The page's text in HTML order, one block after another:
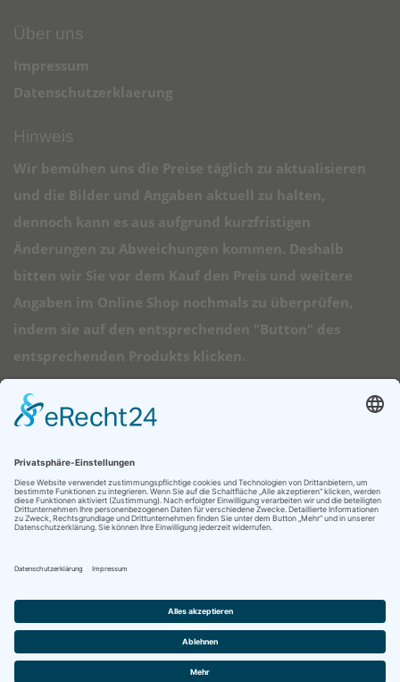
Über uns
Impressum
Datenschutzerklaerung
Hinweis
Wir bemühen uns die Preise täglich zu aktualisieren
und die Bilder und Angaben aktuell zu halten,
dennoch kann es aus aufgrund kurzfristigen
Änderungen zu Abweichungen kommen. Deshalb
bitten wir Sie vor dem Kauf den Preis und weitere
Angaben im Online Shop nochmals zu überprüfen,
indem sie auf den entsprechenden "Button" des
entsprechenden Produkts klicken.
➠ Direktlinks
Longboard Anfänger
Mini Longboards
Elektro Longboards
© 2026 - Longboard Kauf - Diese Seite läuft mit dem Affiliate Theme